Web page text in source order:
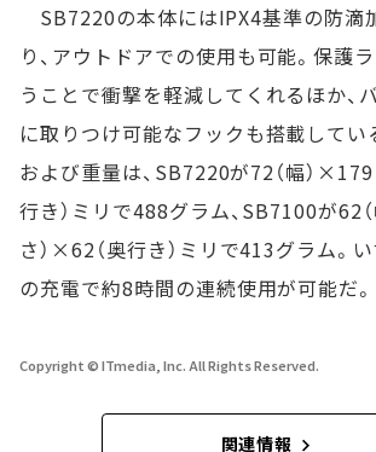
SB7220の本体にはIPX4基準の防滴
り、アウトドアでの使用も可能。保護
うことで衝撃を軽減してくれるほか、
に取りつけ可能なフックも搭載してい
および重量は、SB7220が72（幅）×179
行き）ミリで488グラム、SB7100が62
さ）×62（奥行き）ミリで413グラム。
の充電で約8時間の連続使用が可能だ。
Copyright © ITmedia, Inc. All Rights Reserved.
関連情報